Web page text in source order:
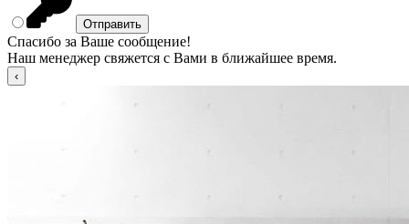
Спасибо за Ваше сообщение!
Наш менеджер свяжется с Вами в ближайшее время.